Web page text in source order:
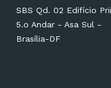
SBS Qd. 02 Edifício
5.o Andar - Asa Sul -
Brasília-DF